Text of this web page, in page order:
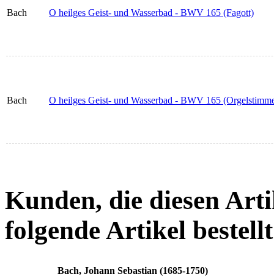
Bach O heilges Geist- und Wasserbad - BWV 165 (Fagott)
Bach O heilges Geist- und Wasserbad - BWV 165
Kunden, die diesen
folgende Artikel
Bach, Johann Sebastian (1685-1750)